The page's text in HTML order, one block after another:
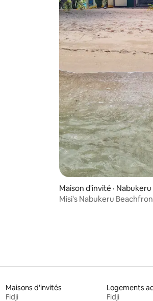
Maison d'invité · Nabukeru
Misi's Nabukeru
Maisons d'invités
Fidji
Fidji